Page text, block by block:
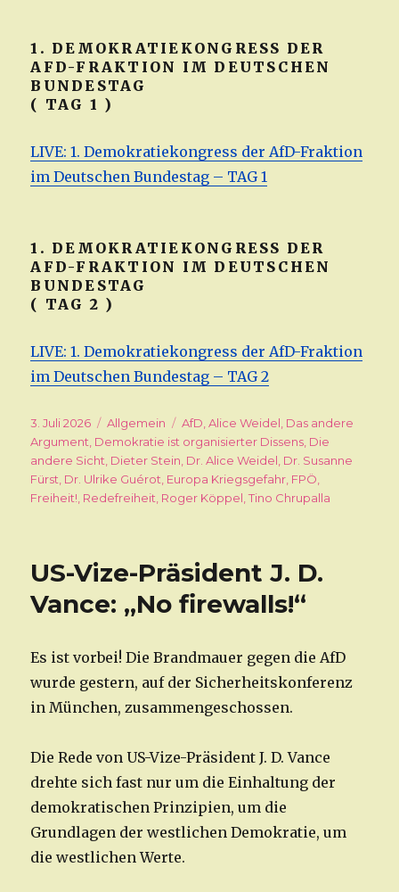
1. DEMOKRATIEKONGRESS DER
AFD-FRAKTION IM DEUTSCHEN
BUNDESTAG
( TAG 1 )
LIVE: 1. Demokratiekongress der AfD-Fraktion
im Deutschen Bundestag – TAG 1
1. DEMOKRATIEKONGRESS DER
AFD-FRAKTION IM DEUTSCHEN
BUNDESTAG
( TAG 2 )
LIVE: 1. Demokratiekongress der AfD-Fraktion
im Deutschen Bundestag – TAG 2
Veröffentlicht
am
3. Juli 2026 Kategorien
Allgemein Schlagwörter
AfD,Alice Weidel, Das andere
Argument, Demokratie ist organisierter Dissens, Die
andere Sicht, Dieter Stein, Dr. Alice Weidel, Dr. Susanne
Fürst, Dr. Ulrike Guérot, Europa Kriegsgefahr, FPÖ,
Freiheit!, Redefreiheit, Roger Köppel,Tino Chrupalla
US-Vize-Präsident J. D.
Vance: „No firewalls!“
Es ist vorbei! Die Brandmauer gegen die AfD
wurde gestern, auf der Sicherheitskonferenz
in München, zusammengeschossen.
Die Rede von US-Vize-Präsident J. D. Vance
drehte sich fast nur um die Einhaltung der
demokratischen Prinzipien, um die
Grundlagen der westlichen Demokratie, um
die westlichen Werte.